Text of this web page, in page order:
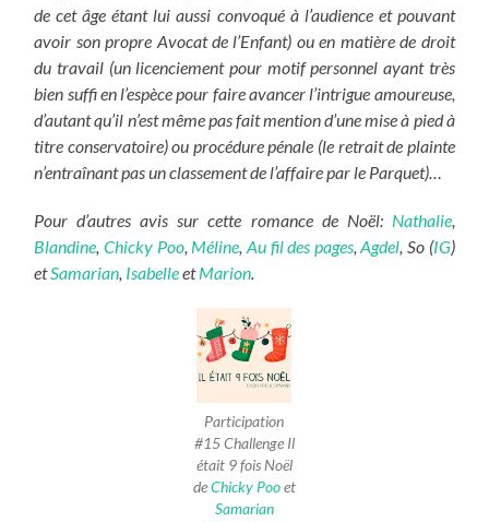
de cet âge étant lui aussi convoqué à l’audience et pouvant
avoir son propre Avocat de l’Enfant) ou en matière de droit
du travail (un licenciement pour motif personnel ayant très
bien suffi en l’espèce pour faire avancer l’intrigue amoureuse,
d’autant qu’il n’est même pas fait mention d’une mise à pied à
titre conservatoire) ou procédure pénale (le retrait de plainte
n’entraînant pas un classement de l’affaire par le Parquet)…
Pour d’autres avis sur cette romance de Noël: Nathalie,
Blandine, Chicky Poo, Méline, Au fil des pages,Agdel, So (IG)
etSamarian, IsabelleetMarion.
Participation
#15 Challenge Il
était 9 fois Noël
deChicky Pooet
Samarian